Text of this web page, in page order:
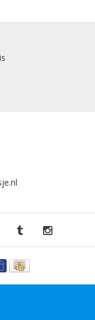
dat het
aan. Het
het zijn als uw
tegen
en enkele lopen